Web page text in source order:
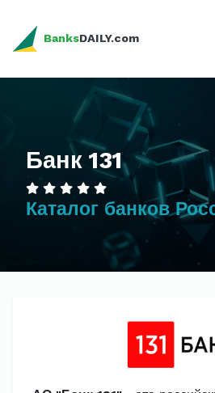
BanksDAILY.com
Банк 131
Каталог банков